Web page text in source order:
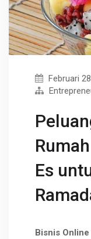
Februari
Es
Bisnis